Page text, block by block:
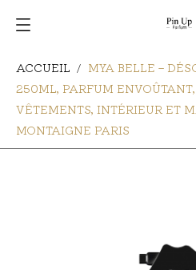
ACCUEIL
MYA BELLE –
250ML, PARFUM
VÊTEMENTS, INTÉRIEUR ET
MONTAIGNE PARIS